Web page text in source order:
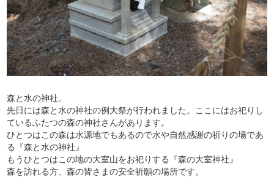
森と水の神社。
先日には森と水の神社の例大祭が行われました。ここにはお祀りし
ているふたつの森の神社さんがあります。
ひとつはこの森は水源地でもあるので水や自然感謝の祈りの場であ
る『森と水の神社』
もうひとつはこの地の大室山をお祀りする『森の大室神社』
森を訪れる方、森の皆さまの安全祈願の場所です。